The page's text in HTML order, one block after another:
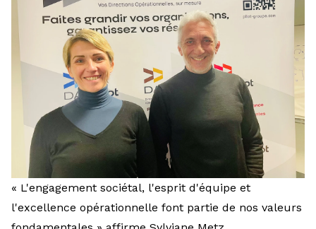
« L'engagement sociétal, l'esprit d'équipe et
l'excellence opérationnelle font partie de nos valeurs